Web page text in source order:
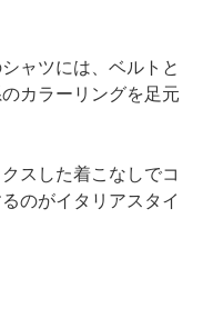
ャツには、ベルトと
カラーリングを足元
スした着こなしでコ
のがイタリアスタイ